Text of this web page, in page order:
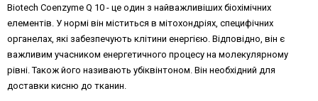
Biotech Coenzyme Q 10 - це один з найважливіших біохімічних
елементів. У нормі він міститься в мітохондріях, специфічних
органелах, які забезпечують клітини енергією. Відповідно, він є
важливим учасником енергетичного процесу на молекулярному
рівні. Також його називають убіквінтоном. Він необхідний для
доставки кисню до тканин.